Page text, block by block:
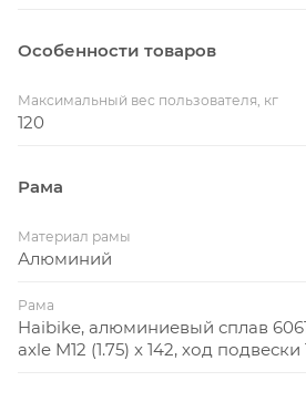
Особенности товаров
Максимальный вес пользователя, кг
120
Рама
Материал рамы
Алюминий
Рама
Haibike, алюминиевый сплав
axle M12 (1.75) x 142, ход